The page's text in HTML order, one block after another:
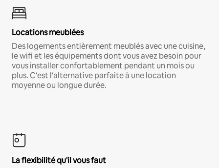
Locations meublées
Des logements entièrement meublés avec une cuisine,
le wifi et les équipements dont vous avez besoin pour
vous installer confortablement pendant un mois ou
plus. C'est l'alternative parfaite à une location
moyenne ou longue durée.
La flexibilité qu'il vous faut